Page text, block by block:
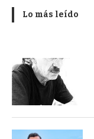
Lo más leído